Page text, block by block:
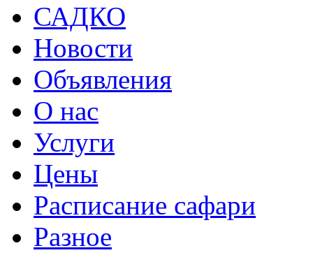
САДКО
Новости
Объявления
О нас
Услуги
Цены
Расписание сафари
Разное